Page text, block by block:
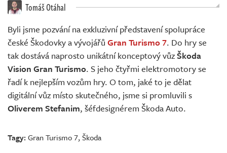
Tomáš Otáhal
Byli jsme pozvání na exkluzivní představení spolupráce
české Škodovky a vývojářů Gran Turismo 7. Do hry se
tak dostává naprosto unikátní konceptový vůzŠkoda
Vision Gran Turismo. S jeho čtyřmi elektromotory se
řadí k nejlepším vozům hry. O tom, jaké to je dělat
digitální vůz místo skutečného, jsme si promluvili s
Oliverem Stefanim, šéfdesignérem Škoda Auto.
Tagy:Gran Turismo 7,Škoda